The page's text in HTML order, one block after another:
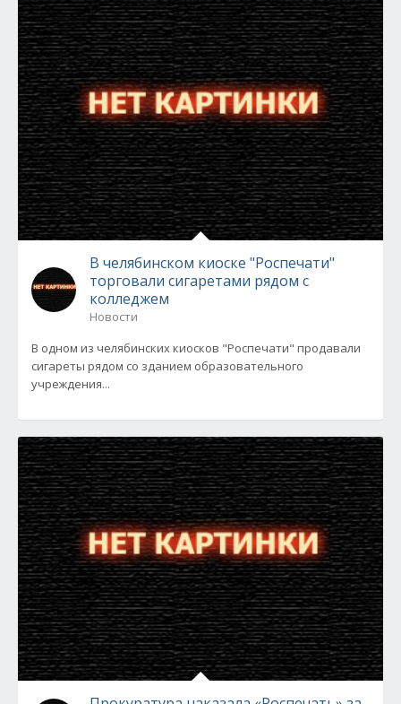
В челябинском киоске "Роспечати"
торговали сигаретами рядом с
колледжем
Новости
В одном из челябинских киосков "Роспечати" продавали
сигареты рядом со зданием образовательного
учреждения...